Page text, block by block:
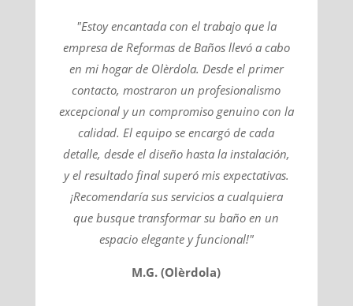
"Estoy encantada con el trabajo que la
empresa de Reformas de Baños llevó a cabo
en mi hogar de Olèrdola. Desde el primer
contacto, mostraron un profesionalismo
excepcional y un compromiso genuino con la
calidad. El equipo se encargó de cada
detalle, desde el diseño hasta la instalación,
y el resultado final superó mis expectativas.
¡Recomendaría sus servicios a cualquiera
que busque transformar su baño en un
espacio elegante y funcional!"
M.G. (Olèrdola)